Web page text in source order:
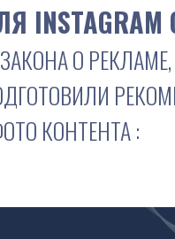
О
КОНТЕНТА :